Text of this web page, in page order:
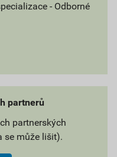
- Odborné
partnerů
partnerských
se může lišit).